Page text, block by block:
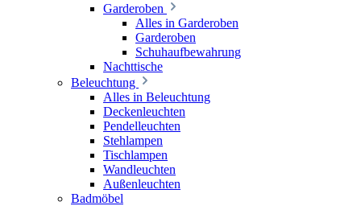
Garderoben
Alles in Garderoben
Garderoben
Schuhaufbewahrung
Nachttische
Beleuchtung
Alles in Beleuchtung
Deckenleuchten
Pendelleuchten
Stehlampen
Tischlampen
Wandleuchten
Außenleuchten
Badmöbel